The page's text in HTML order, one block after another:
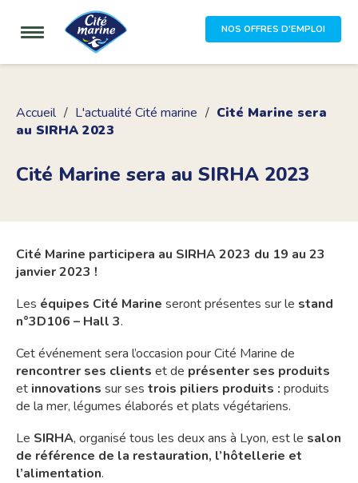
NOS OFFRES D'EMPLOI
Accueil L'actualité Cité marine
Cité Marine sera
au SIRHA 2023
Cité Marine sera au SIRHA 2023
Cité Marine participera au SIRHA 2023 du 19 au 23
janvier 2023 !
Les équipes Cité Marine seront présentes sur le stand
n°3D106 – Hall 3.
Cet événement sera l’occasion pour Cité Marine de
rencontrer ses clients et de présenter ses produits
et innovations sur ses trois piliers produits : produits
de la mer, légumes élaborés et plats végétariens.
Le SIRHA, organisé tous les deux ans à Lyon, est le salon
de référence de la restauration, l’hôtellerie et
l’alimentation.